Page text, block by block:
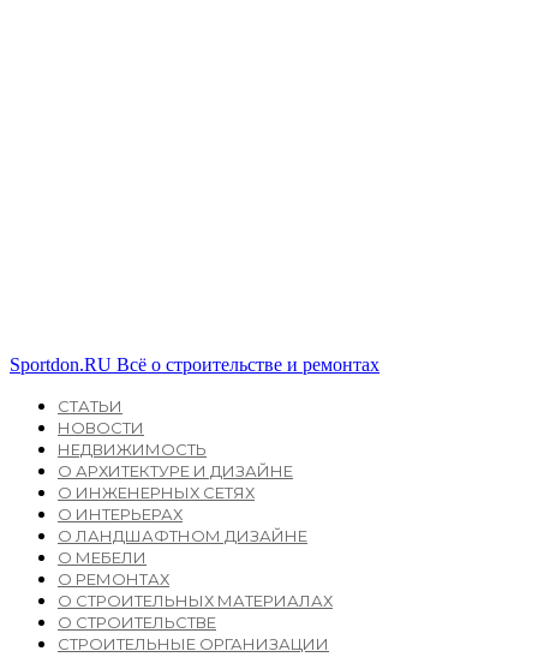
Sportdon.RU Всё о строительстве и ремонтах
СТАТЬИ
НОВОСТИ
НЕДВИЖИМОСТЬ
О АРХИТЕКТУРЕ И ДИЗАЙНЕ
О ИНЖЕНЕРНЫХ СЕТЯХ
О ИНТЕРЬЕРАХ
О ЛАНДШАФТНОМ ДИЗАЙНЕ
О МЕБЕЛИ
О РЕМОНТАХ
О СТРОИТЕЛЬНЫХ МАТЕРИАЛАХ
О СТРОИТЕЛЬСТВЕ
СТРОИТЕЛЬНЫЕ ОРГАНИЗАЦИИ